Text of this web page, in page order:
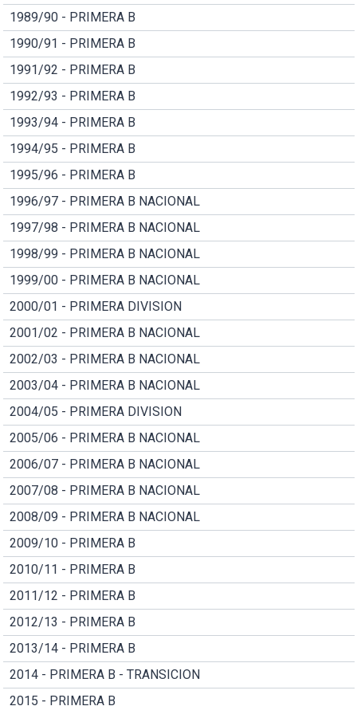
1989/90 - PRIMERA B
1990/91 - PRIMERA B
1991/92 - PRIMERA B
1992/93 - PRIMERA B
1993/94 - PRIMERA B
1994/95 - PRIMERA B
1995/96 - PRIMERA B
1996/97 - PRIMERA B NACIONAL
1997/98 - PRIMERA B NACIONAL
1998/99 - PRIMERA B NACIONAL
1999/00 - PRIMERA B NACIONAL
2000/01 - PRIMERA DIVISION
2001/02 - PRIMERA B NACIONAL
2002/03 - PRIMERA B NACIONAL
2003/04 - PRIMERA B NACIONAL
2004/05 - PRIMERA DIVISION
2005/06 - PRIMERA B NACIONAL
2006/07 - PRIMERA B NACIONAL
2007/08 - PRIMERA B NACIONAL
2008/09 - PRIMERA B NACIONAL
2009/10 - PRIMERA B
2010/11 - PRIMERA B
2011/12 - PRIMERA B
2012/13 - PRIMERA B
2013/14 - PRIMERA B
2014 - PRIMERA B - TRANSICION
2015 - PRIMERA B